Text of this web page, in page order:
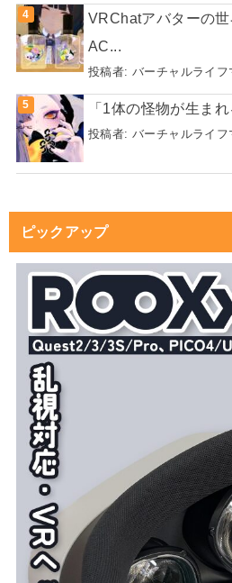
VRChatアバターの世
AC...
投稿者: バーチャルライ
「1体の怪物が生ま
投稿者: バーチャルライ
ピックアップ